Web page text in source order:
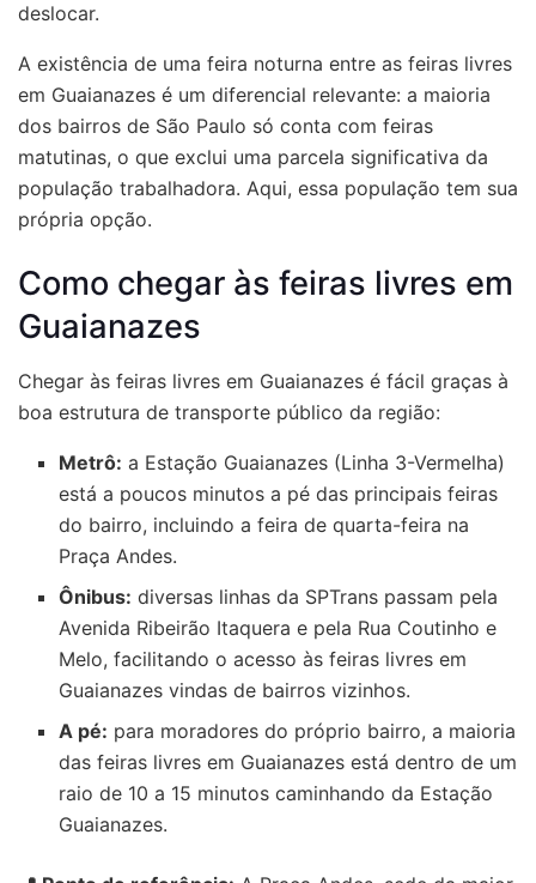
deslocar.
A existência de uma feira noturna entre as feiras livres
em Guaianazes é um diferencial relevante: a maioria
dos bairros de São Paulo só conta com feiras
matutinas, o que exclui uma parcela significativa da
população trabalhadora. Aqui, essa população tem sua
própria opção.
Como chegar às feiras livres em
Guaianazes
Chegar às feiras livres em Guaianazes é fácil graças à
boa estrutura de transporte público da região:
Metrô: a Estação Guaianazes (Linha 3-Vermelha)
está a poucos minutos a pé das principais feiras
do bairro, incluindo a feira de quarta-feira na
Praça Andes.
Ônibus: diversas linhas da SPTrans passam pela
Avenida Ribeirão Itaquera e pela Rua Coutinho e
Melo, facilitando o acesso às feiras livres em
Guaianazes vindas de bairros vizinhos.
A pé: para moradores do próprio bairro, a maioria
das feiras livres em Guaianazes está dentro de um
raio de 10 a 15 minutos caminhando da Estação
Guaianazes.